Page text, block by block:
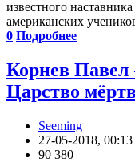
известного
американских
0 Подробнее
Корнев Павел
Царство
Seeming
27-05-2018, 00:13
90 380